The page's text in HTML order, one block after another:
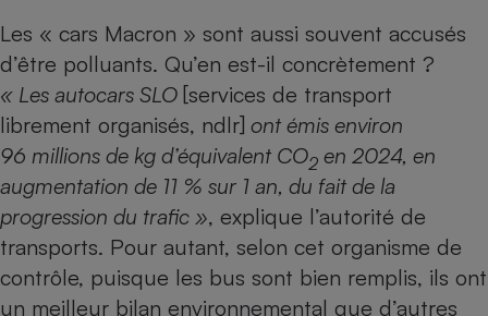
Les « cars Macron » sont aussi souvent accusés
d’être polluants. Qu’en est-il concrètement ?
« Les autocars SLO [services de transport
librement organisés, ndlr] ont émis environ
96 millions de kg d’équivalent CO2 en 2024, en
augmentation de 11 % sur 1 an, du fait de la
progression du trafic », explique l’autorité de
transports. Pour autant, selon cet organisme de
contrôle, puisque les bus sont bien remplis, ils ont
un meilleur bilan environnemental que d’autres